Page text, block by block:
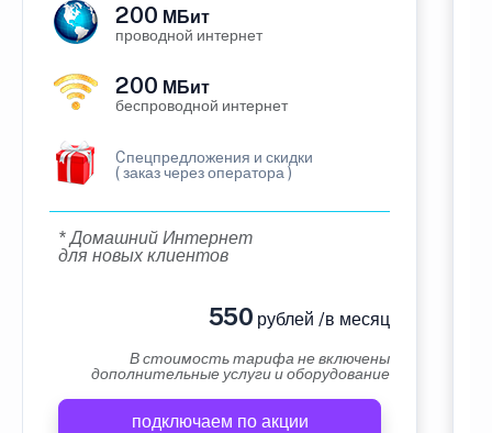
200 МБит
проводной интернет
200 МБит
беспроводной интернет
Cпецпредложения и скидки
( заказ через оператора )
* Домашний Интернет
для новых клиентов
550 рублей /в месяц
В стоимость тарифа не включены
дополнительные услуги и оборудование
подключаем по акции